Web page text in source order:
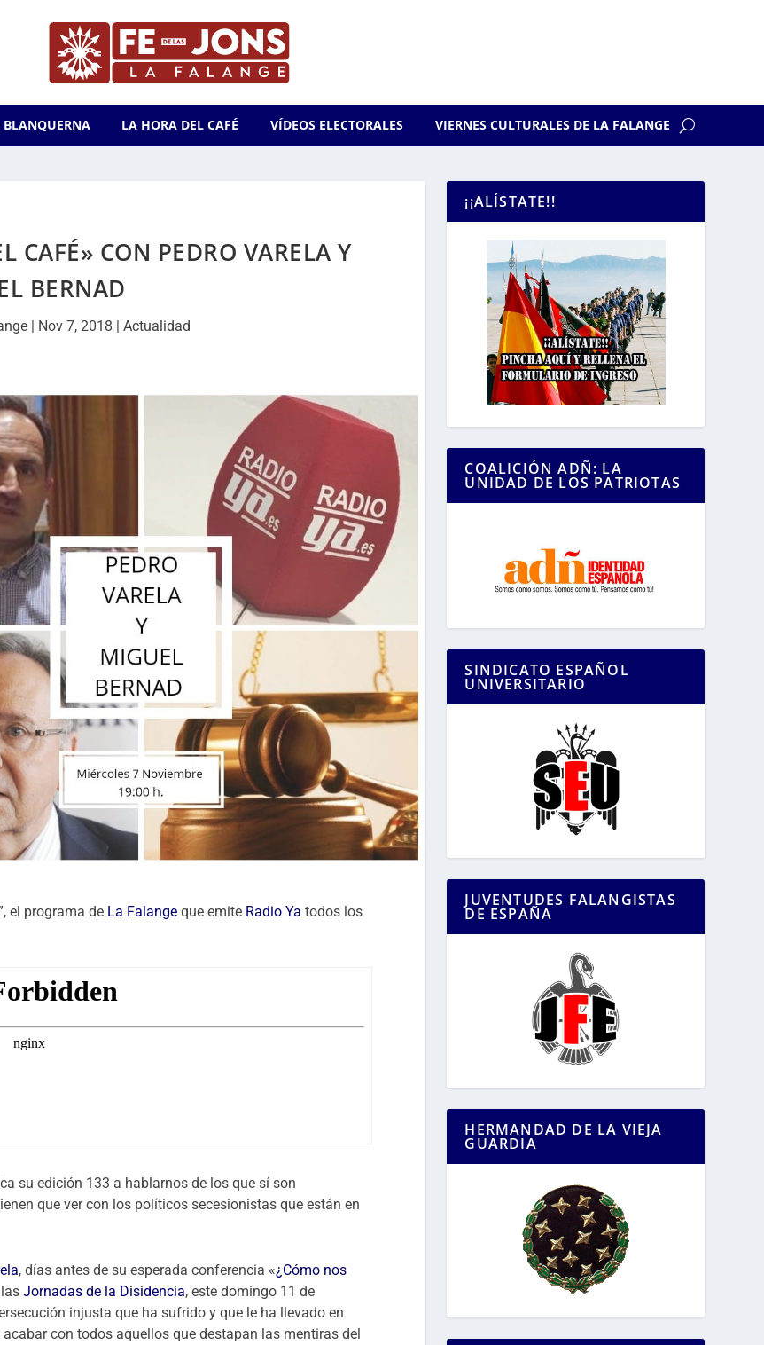
BLANQUERNA LA HORA DEL CAFÉ VÍDEOS ELECTORALES VIERNES CULTURALES DE LA FALANGE
CAFÉ» CON PEDRO VARELA Y
BERNAD
| Nov 7, 2018 |Actualidad
el programa de La Falange que emite Radio Ya todos los
su edición 133 a hablarnos de los que sí son
que ver con los políticos secesionistas que están en
, días antes de su esperada conferencia «¿Cómo nos
lasJornadas de la Disidencia, este domingo 11 de
injusta que ha sufrido y que le ha llevado en
con todos aquellos que destapan las mentiras del
¡¡ALÍSTATE!!
COALICIÓN ADÑ: LA
UNIDAD DE LOS PATRIOTAS
SINDICATO ESPAÑOL
UNIVERSITARIO
JUVENTUDES FALANGISTAS
DE ESPAÑA
HERMANDAD DE LA VIEJA
GUARDIA